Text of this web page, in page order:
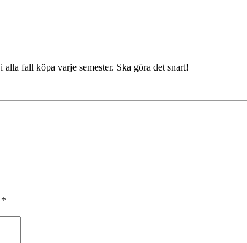
alla fall köpa varje semester. Ska göra det snart!
*